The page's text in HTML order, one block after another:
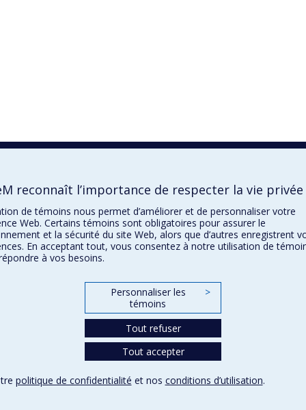
reconnaît l’importance de respecter la vie privée
de témoins nous permet d’améliorer et de personnaliser votre
Web. Certains témoins sont obligatoires pour assurer le
et la sécurité du site Web, alors que d’autres enregistrent
En acceptant tout, vous consentez à notre utilisation de
à vos besoins.
Personnaliser les
témoins
>
Tout refuser
Tout accepter
politique de confidentialité et nos conditions d’utilisation.